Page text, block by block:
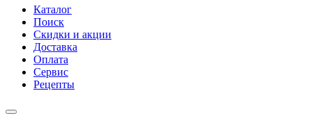
Каталог
Поиск
Скидки и акции
Доставка
Оплата
Сервис
Рецепты